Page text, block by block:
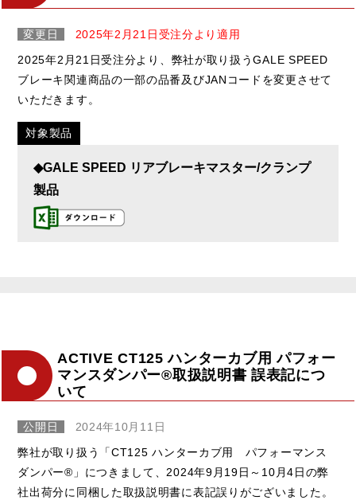
変更日
2025年2月21日受注分より適用
2025年2月21日受注分より、弊社が取り扱うGALE SPEED
ブレーキ関連商品の一部の品番及びJANコードを変更させて
いただきます。
対象製品
◆GALE SPEED リアブレーキマスター/クランプ
製品
ACTIVE CT125 ハンターカブ用 パフォー
マンスダンパー®取扱説明書 誤表記につ
いて
公開日
2024年10月11日
弊社が取り扱う「CT125 ハンターカブ用 パフォーマンス
ダンパー®」につきまして、2024年9月19日～10月4日の弊
社出荷分に同梱した取扱説明書に表記誤りがございました。